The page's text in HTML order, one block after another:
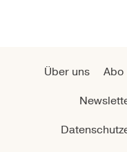
Über uns Abo